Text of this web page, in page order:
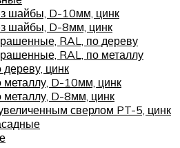
шайбы, D-10мм, цинк
шайбы, D-8мм, цинк
RAL, по дереву
RAL, по металлу
дереву, цинк
металлу, D-10мм, цинк
металлу, D-8мм, цинк
сверлом PT-5, цинк